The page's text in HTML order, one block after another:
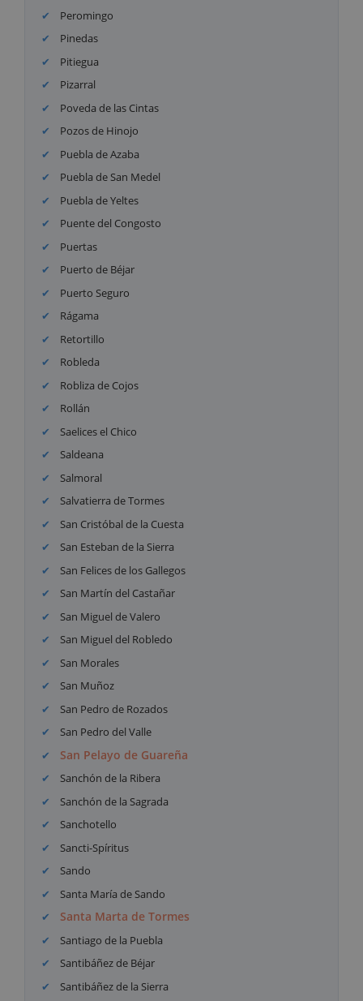
Peromingo
Pinedas
Pitiegua
Pizarral
Poveda de las Cintas
Pozos de Hinojo
Puebla de Azaba
Puebla de San Medel
Puebla de Yeltes
Puente del Congosto
Puertas
Puerto de Béjar
Puerto Seguro
Rágama
Retortillo
Robleda
Robliza de Cojos
Rollán
Saelices el Chico
Saldeana
Salmoral
Salvatierra de Tormes
San Cristóbal de la Cuesta
San Esteban de la Sierra
San Felices de los Gallegos
San Martín del Castañar
San Miguel de Valero
San Miguel del Robledo
San Morales
San Muñoz
San Pedro de Rozados
San Pedro del Valle
San Pelayo de Guareña
Sanchón de la Ribera
Sanchón de la Sagrada
Sanchotello
Sancti-Spíritus
Sando
Santa María de Sando
Santa Marta de Tormes
Santiago de la Puebla
Santibáñez de Béjar
Santibáñez de la Sierra